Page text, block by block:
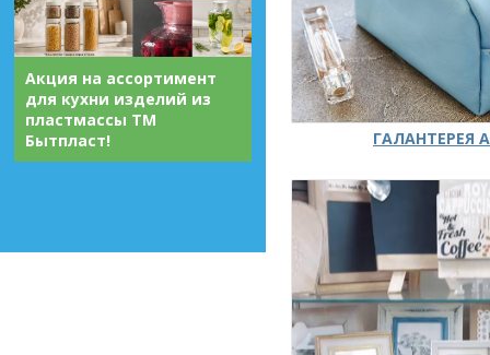
Акция на ассортимент
для кухни изделий из
пластмассы ТМ
Бытпласт!
ГАЛАНТЕРЕЯ